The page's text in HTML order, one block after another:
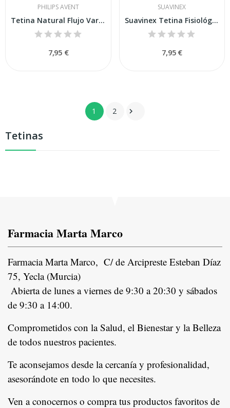
Tetinas
PHILIPS AVENT
Tetina Natural Flujo Variable Philips Avent +3...
7,95 €
SUAVINEX
Suavinex Tetina Fisiológica Silicona Flujo M...
7,95 €
1 2 
Farmacia Marta Marco
Farmacia Marta Marco, C/ de Arcipreste Esteban Díaz
75, Yecla (Murcia)
Abierta de lunes a viernes de 9:30 a 20:30 y sábados
de 9:30 a 14:00.
Comprometidos con la Salud, el Bienestar y la Belleza
de todos nuestros pacientes.
Te aconsejamos desde la cercanía y profesionalidad,
asesorándote en todo lo que necesites.
Ven a conocernos o compra tus productos favoritos de